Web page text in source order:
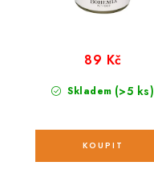
Skladem (>5 ks)
89 Kč